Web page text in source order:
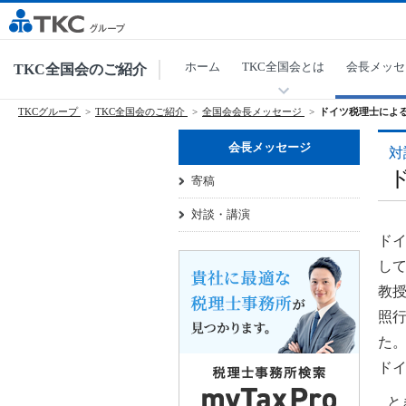
TKC全国会のご紹介 ホーム TKC全国会とは 会長メッ
TKCグループ TKC全国会のご紹介 全国会会長メッセージ ドイツ税理士によ
対
ド
し
教
照
た
ド
会長メッセージ
寄稿
対談・講演